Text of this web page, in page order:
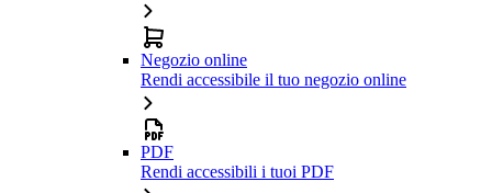
Negozio online
Rendi accessibile il tuo negozio online
PDF
Rendi accessibili i tuoi PDF